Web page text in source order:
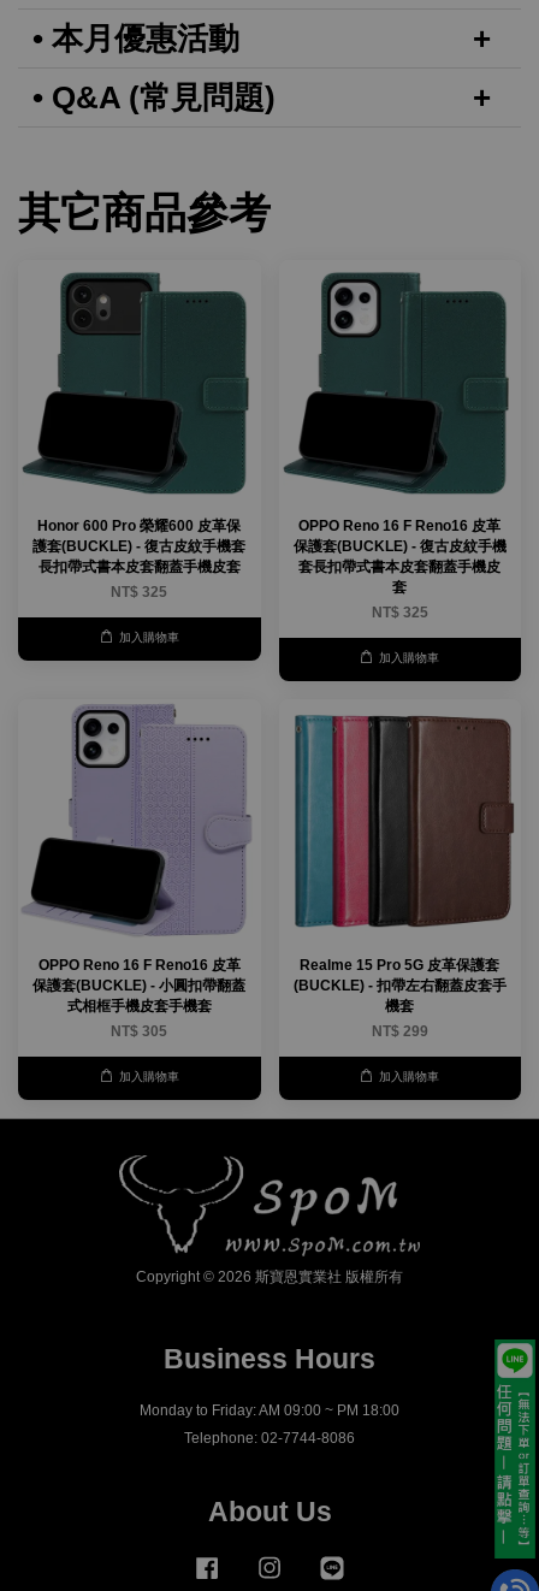
• 本月優惠活動
• Q&A (常見問題)
其它商品參考
Honor 600 Pro 榮耀600 皮革保
護套(BUCKLE) - 復古皮紋手機套
長扣帶式書本皮套翻蓋手機皮套
NT$ 325
加入購物車
OPPO Reno 16 F Reno16 皮革
保護套(BUCKLE) - 復古皮紋手機
套長扣帶式書本皮套翻蓋手機皮
套
NT$ 325
加入購物車
OPPO Reno 16 F Reno16 皮革
保護套(BUCKLE) - 小圓扣帶翻蓋
式相框手機皮套手機套
NT$ 305
加入購物車
Realme 15 Pro 5G 皮革保護套
(BUCKLE) - 扣帶左右翻蓋皮套手
機套
NT$ 299
加入購物車
Copyright © 2026 斯寶恩實業社 版權所有
Business Hours
Monday to Friday: AM 09:00 ~ PM 18:00
Telephone: 02-7744-8086
About Us
Facebook Instagram